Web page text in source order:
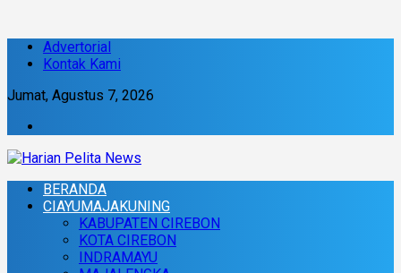
Advertorial
Kontak Kami
Jumat, Agustus 7, 2026
BERANDA
CIAYUMAJAKUNING
KABUPATEN CIREBON
KOTA CIREBON
INDRAMAYU